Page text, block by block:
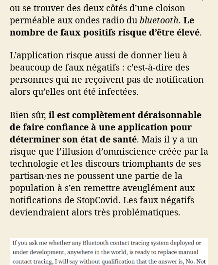
ou se trouver des deux côtés d’une cloison
perméable aux ondes radio du bluetooth. Le
nombre de faux positifs risque d’être élevé.
L’application risque aussi de donner lieu à
beaucoup de faux négatifs : c’est-à-dire des
personnes qui ne reçoivent pas de notification
alors qu’elles ont été infectées.
Bien sûr, il est complètement déraisonnable
de faire confiance à une application pour
déterminer son état de santé. Mais il y a un
risque que l’illusion d’omniscience créée par la
technologie et les discours triomphants de ses
partisan·nes ne poussent une partie de la
population à s’en remettre aveuglément aux
notifications de StopCovid. Les faux négatifs
deviendraient alors très problématiques.